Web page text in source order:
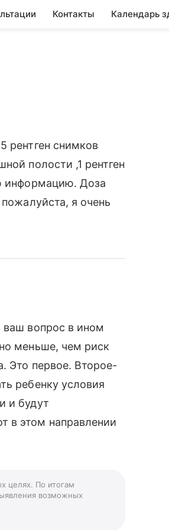
Контакты Календарь
рентген снимков
полости ,1 рентген
информацию. Доза
я очень
ваш вопрос в ином
меньше, чем риск
Это первое. Второе-
ребенку условия
и будут
в этом направлении
целях. По итогам
возможных